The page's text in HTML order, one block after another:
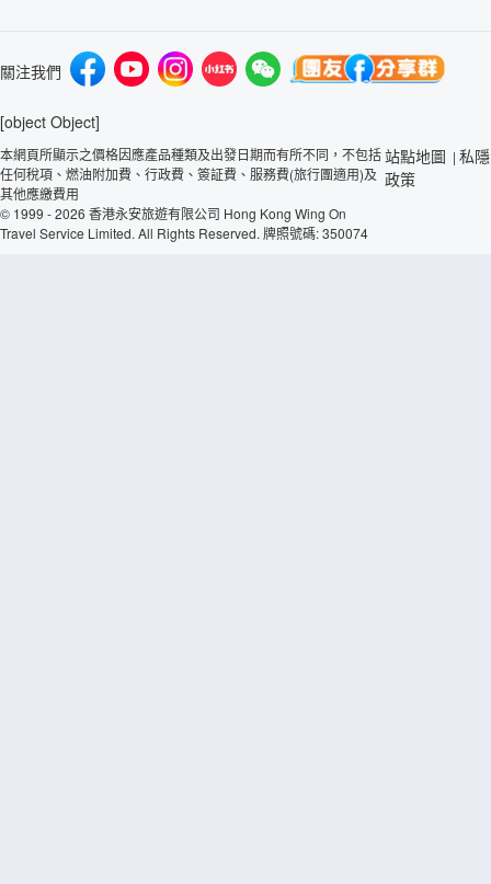
關注我們
[object Object]
本網頁所顯示之價格因應產品種類及出發日期而有所不同，不包括
任何稅項、燃油附加費、行政費、簽証費、服務費(旅行團適用)及
其他應繳費用
© 1999 - 2026 香港永安旅遊有限公司 Hong Kong Wing On
Travel Service Limited. All Rights Reserved. 牌照號碼: 350074
站點地圖 | 私隱
政策